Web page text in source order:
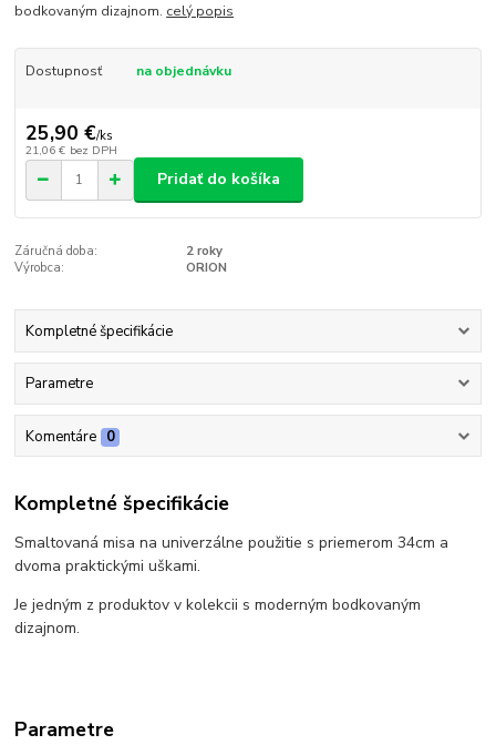
bodkovaným dizajnom. celý popis
Dostupnosť na objednávku
25,90 €/ks
21,06 € bez DPH
Pridať do košíka
Záručná doba:
2 roky
Výrobca:
ORION
Kompletné špecifikácie
Parametre
Komentáre 0
Kompletné špecifikácie
Smaltovaná misa na univerzálne použitie s priemerom 34cm a
dvoma praktickými uškami.
Je jedným z produktov v kolekcii s moderným bodkovaným
dizajnom.
Parametre